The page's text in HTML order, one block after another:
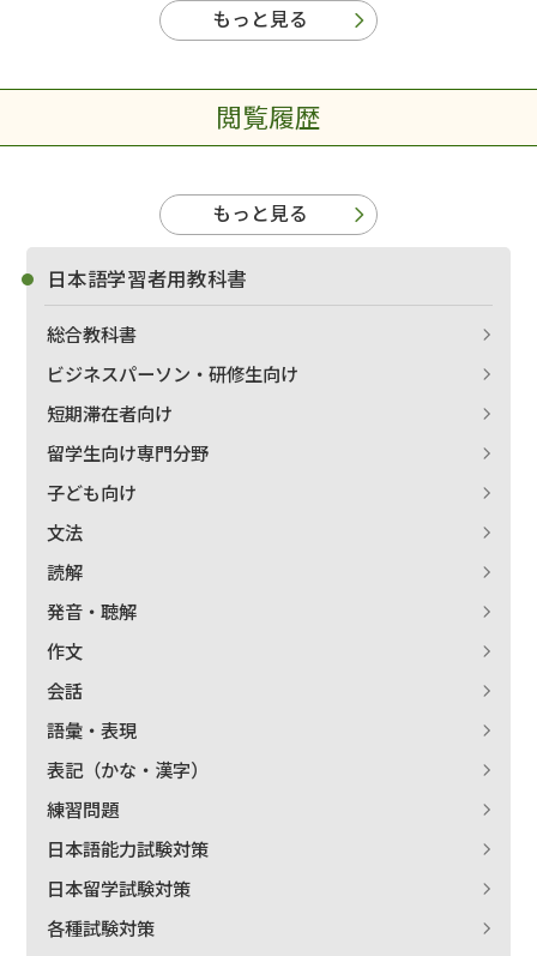
もっと見る
閲覧履歴
もっと見る
日本語学習者用教科書
総合教科書
ビジネスパーソン・研修生向け
短期滞在者向け
留学生向け専門分野
子ども向け
文法
読解
発音・聴解
作文
会話
語彙・表現
表記（かな・漢字）
練習問題
日本語能力試験対策
日本留学試験対策
各種試験対策